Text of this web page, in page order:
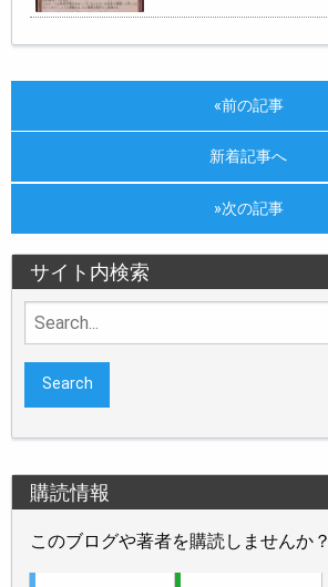
«前の記事
新着記事へ
»次の記事
サイト内検索
Search
for:
購読情報
このブログや著者を購読しませんか？